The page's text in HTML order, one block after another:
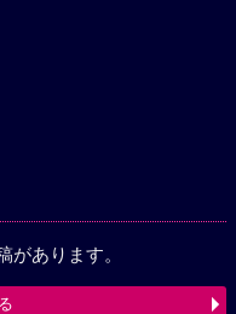
があります。